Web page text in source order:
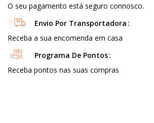
O seu pagamento está seguro connosco.
Envio Por Transportadora
Receba a sua encomenda em casa
Programa De Pontos
Receba pontos nas suas compras